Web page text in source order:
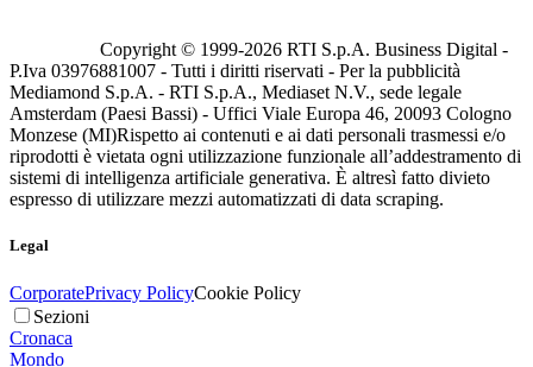
Copyright © 1999-2026 RTI S.p.A. Business Digital -
P.Iva 03976881007 - Tutti i diritti riservati - Per la pubblicità
Mediamond S.p.A. - RTI S.p.A., Mediaset N.V., sede legale
Amsterdam (Paesi Bassi) - Uffici Viale Europa 46, 20093 Cologno
Monzese (MI)Rispetto ai contenuti e ai dati personali trasmessi e/o
riprodotti è vietata ogni utilizzazione funzionale all’addestramento di
sistemi di intelligenza artificiale generativa. È altresì fatto divieto
espresso di utilizzare mezzi automatizzati di data scraping.
Legal
CorporatePrivacy PolicyCookie Policy
Sezioni
Cronaca
Mondo